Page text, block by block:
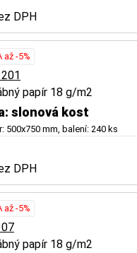
DPH
až -5%
papír 18 g/m2
slonová kost
500x750 mm, balení: 240 ks
DPH
až -5%
papír 18 g/m2